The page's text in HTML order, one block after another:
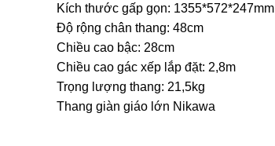
Kích thước gấp gọn: 1355*572*247mm
Độ rộng chân thang: 48cm
Chiều cao bậc: 28cm
Chiều cao gác xếp lắp đặt: 2,8m
Trọng lượng thang: 21,5kg
Thang giàn giáo lớn Nikawa